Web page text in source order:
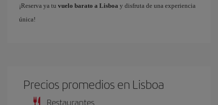
¡Reserva ya tu vuelo barato a Lisboa y disfruta de una experiencia
única!
Precios promedios en Lisboa
Restaurantes